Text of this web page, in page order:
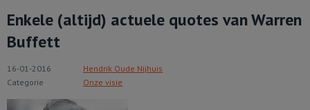
Enkele (altijd) actuele quotes van Warren
Buffett
16-01-2016
Hendrik Oude Nijhuis
Categorie
Onze visie